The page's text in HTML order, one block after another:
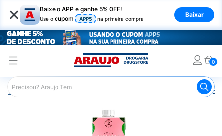
× Baixe o APP e ganhe 5% OFF!
Use o cupom APP5 na primeira compra
Baixar
0
Araujo Mercado Bebida